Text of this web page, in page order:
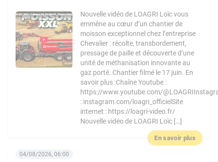
Nouvelle vidéo de LOAGRI Loïc vous
emmène au cœur d’un chantier de
moisson exceptionnel chez l’entreprise
Chevalier : récolte, transbordement,
pressage de paille et découverte d’une
unité de méthanisation innovante au
gaz porté. Chantier filmé le 17 juin. En
savoir plus :Chaîne Youtube :
https://www.youtube.com/
: instagram.com/loagri_officielSite
internet : https://loagri-video.fr/
Nouvelle vidéo de LOAGRI Loïc […]
En savoir plus
04/08/2026, 06:00